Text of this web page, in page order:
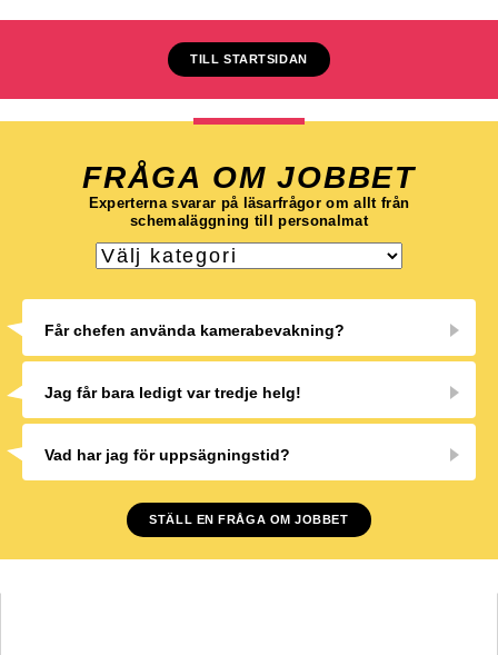
TILL STARTSIDAN
FRÅGA OM JOBBET
Experterna svarar på läsarfrågor om allt från
schemaläggning till personalmat
Får chefen använda kamerabevakning?
Jag får bara ledigt var tredje helg!
Vad har jag för uppsägningstid?
STÄLL EN FRÅGA OM JOBBET